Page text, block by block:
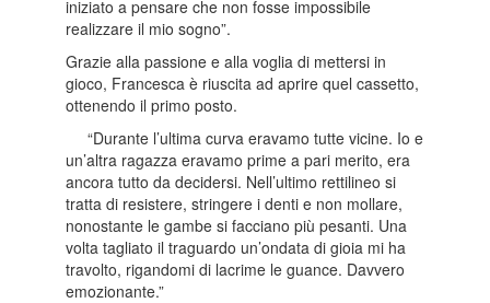
iniziato a pensare che non fosse impossibile
realizzare il mio sogno”.
Grazie alla passione e alla voglia di mettersi in
gioco, Francesca è riuscita ad aprire quel cassetto,
ottenendo il primo posto.
“Durante l’ultima curva eravamo tutte vicine. Io e
un’altra ragazza eravamo prime a pari merito, era
ancora tutto da decidersi. Nell’ultimo rettilineo si
tratta di resistere, stringere i denti e non mollare,
nonostante le gambe si facciano più pesanti. Una
volta tagliato il traguardo un’ondata di gioia mi ha
travolto, rigandomi di lacrime le guance. Davvero
emozionante.”